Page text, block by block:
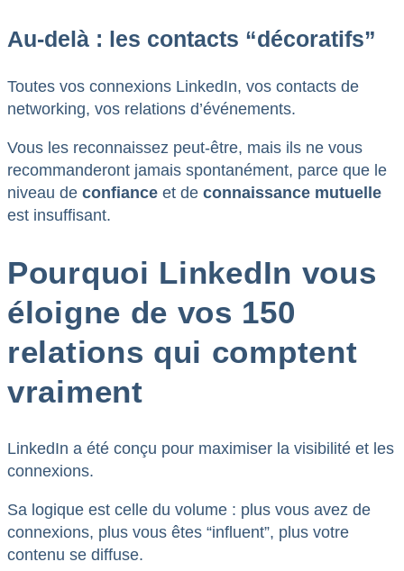
Au-delà : les contacts “décoratifs”
Toutes vos connexions LinkedIn, vos contacts de
networking, vos relations d’événements.
Vous les reconnaissez peut-être, mais ils ne vous
recommanderont jamais spontanément, parce que le
niveau de confiance et de connaissance mutuelle
est insuffisant.
Pourquoi LinkedIn vous
éloigne de vos 150
relations qui comptent
vraiment
LinkedIn a été conçu pour maximiser la visibilité et les
connexions.
Sa logique est celle du volume : plus vous avez de
connexions, plus vous êtes “influent”, plus votre
contenu se diffuse.